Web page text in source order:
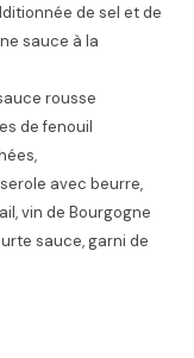
de sel et de
sauce à la
rousse
de fenouil
avec beurre,
vin de Bourgogne
sauce, garni de